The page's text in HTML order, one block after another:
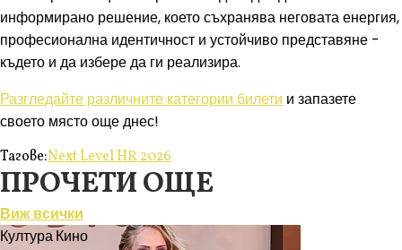
информирано решение, което съхранява неговата енергия,
професионална идентичност и устойчиво представяне -
където и да избере да ги реализира.
Разгледайте различните категории билети и запазете
своето място още днес!
Тагове:Next Level HR 2026
ПРОЧЕТИ ОЩЕ
Виж всички
КултураКино